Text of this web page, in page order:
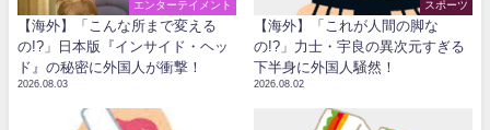
エンターテイメント
【海外】「こんな所まで変える
の!?」日本版『インサイド・ヘッ
ド』の秘密に外国人が衝撃！
2026.08.03
スポーツ
【海外】「これが人間の脚な
の!?」力士・宇良の異次元すぎる
下半身に外国人騒然！
2026.08.02